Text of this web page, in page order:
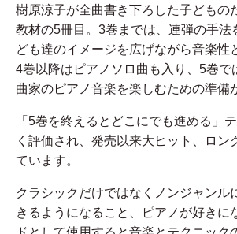
樹原涼子が全曲書き下ろした子どもの
教材の5冊目。3巻までは、連弾の手法
ども達のイメージを広げながら音楽性
4巻以降はピアノソロ曲も入り、5巻で
曲家のピアノ音楽を楽しむための準備
「5巻を終えるとどこにでも進める」
く評価され、発売以来大ヒット、ロン
ています。
クラシックだけではなくノンジャンル
きるようになること、ピアノが好きに